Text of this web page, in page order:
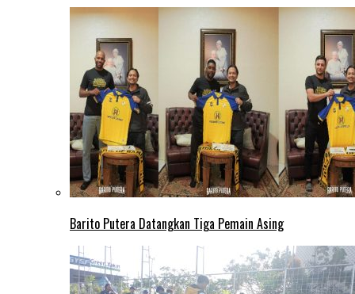
Barito Putera Datangkan Tiga Pemain Asing